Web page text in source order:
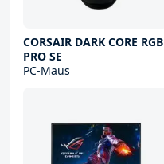
CORSAIR DARK CORE RGB
PRO SE
PC-Maus